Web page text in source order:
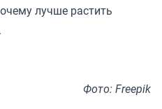
лучше растить
Фото: Freepik